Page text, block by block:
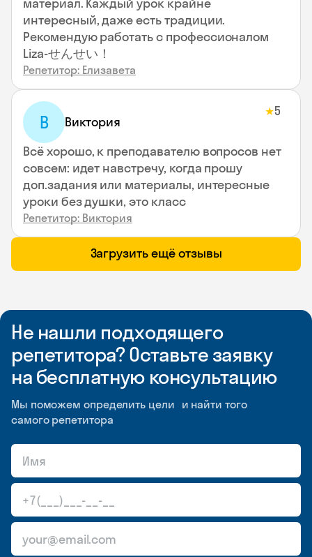
интересный, даже есть традиции.
Рекомендую работать с профессионалом
Liza-せんせい！
Репетитор: Елизавета
В Виктория
★5
Всё хорошо, к преподавателю вопросов нет
совсем: идет навстречу, когда прошу
доп.задания или материалы, интересные
уроки без душки, это класс
Репетитор: Виктория
Загрузить ещё отзывы
Не нашли подходящего
репетитора? Оставьте заявку
на бесплатную консультацию
Мы поможем определить цели и найти того
самого репетитора